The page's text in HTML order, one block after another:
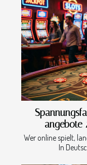
angebote
Wer online spielt,
In